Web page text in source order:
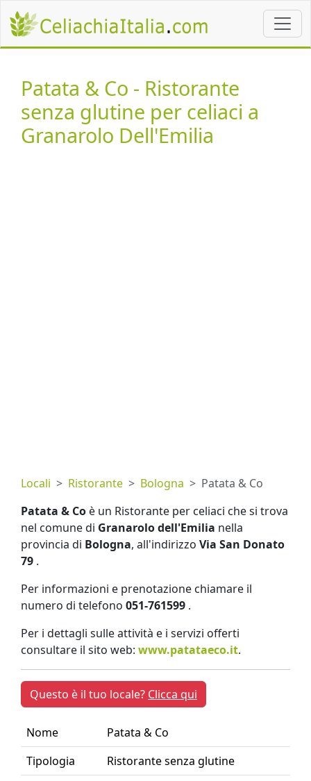
Patata & Co - Ristorante
senza glutine per celiaci a
Granarolo Dell'Emilia
Locali Ristorante Bologna
Patata & Co
Patata & Co è un Ristorante per celiaci che si trova
nel comune di Granarolo dell'Emilia nella
provincia di Bologna, all'indirizzo Via San Donato
79 .
Per informazioni e prenotazione chiamare il
numero di telefono 051-761599 .
Per i dettagli sulle attività e i servizi offerti
consultare il sito web: www.patataeco.it.
Questo è il tuo locale? Clicca qui
Nome
Patata & Co
Tipologia
Ristorante senza glutine